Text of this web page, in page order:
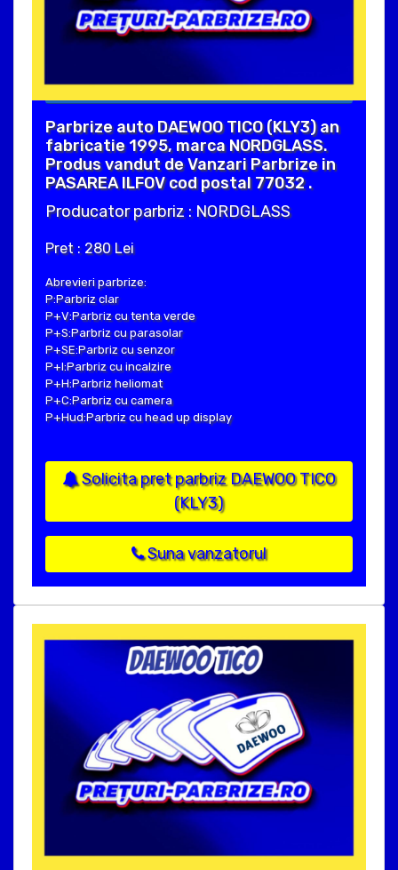
Parbrize auto DAEWOO TICO (KLY3) an
fabricatie 1995, marca NORDGLASS.
Produs vandut de Vanzari Parbrize in
PASAREA ILFOV cod postal 77032 .
Producator parbriz : NORDGLASS
Pret : 280 Lei
Abrevieri parbrize:
P:Parbriz clar
P+V:Parbriz cu tenta verde
P+S:Parbriz cu parasolar
P+SE:Parbriz cu senzor
P+I:Parbriz cu incalzire
P+H:Parbriz heliomat
P+C:Parbriz cu camera
P+Hud:Parbriz cu head up display
Solicita pret parbriz DAEWOO TICO
(KLY3)
Suna vanzatorul